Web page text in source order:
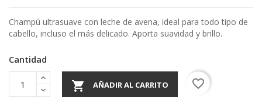
Champú ultrasuave con leche de avena, ideal para todo tipo de
cabello, incluso el más delicado. Aporta suavidad y brillo.
Cantidad
 AÑADIR AL CARRITO favorite_border